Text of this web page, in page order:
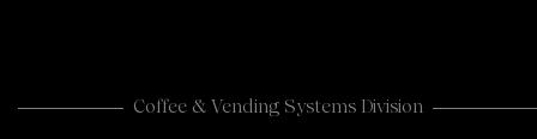
Coffee & Vending Systems Division